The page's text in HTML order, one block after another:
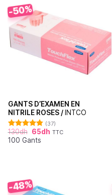
-50%
GANTS D’EXAMEN EN
NITRILE ROSES / INTCO
Note4.86
sur 5
(37)
130dh 65dh TTC
100 Gants
-48%